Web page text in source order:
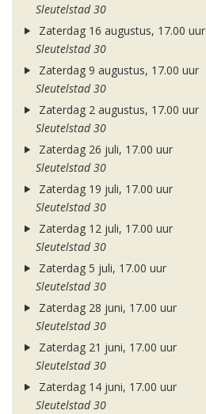
Sleutelstad 30
Zaterdag 16 augustus, 17.00 uur
Sleutelstad 30
Zaterdag 9 augustus, 17.00 uur
Sleutelstad 30
Zaterdag 2 augustus, 17.00 uur
Sleutelstad 30
Zaterdag 26 juli, 17.00 uur
Sleutelstad 30
Zaterdag 19 juli, 17.00 uur
Sleutelstad 30
Zaterdag 12 juli, 17.00 uur
Sleutelstad 30
Zaterdag 5 juli, 17.00 uur
Sleutelstad 30
Zaterdag 28 juni, 17.00 uur
Sleutelstad 30
Zaterdag 21 juni, 17.00 uur
Sleutelstad 30
Zaterdag 14 juni, 17.00 uur
Sleutelstad 30